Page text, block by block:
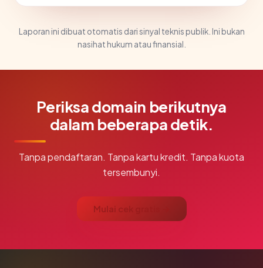
Laporan ini dibuat otomatis dari sinyal teknis publik. Ini bukan
nasihat hukum atau finansial.
Periksa domain berikutnya
dalam beberapa detik.
Tanpa pendaftaran. Tanpa kartu kredit. Tanpa kuota
tersembunyi.
Mulai cek gratis →